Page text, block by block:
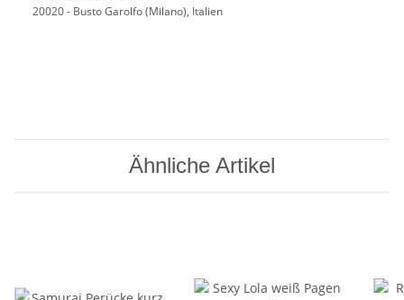
20020 - Busto Garolfo (Milano), Italien
Ähnliche Artikel